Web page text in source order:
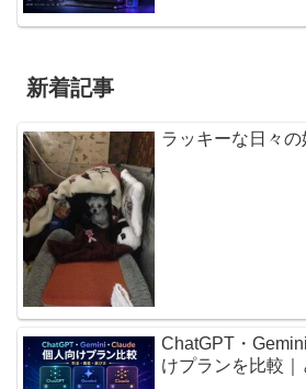
新着記事
ラッキーな日々の
ChatGPT・
けプランを比較